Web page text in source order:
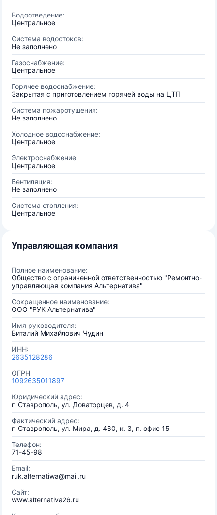
Водоотведение:
Центральное
Система водостоков:
Не заполнено
Газоснабжение:
Центральное
Горячее водоснабжение:
Закрытая с приготовлением горячей воды на ЦТП
Система пожаротушения:
Не заполнено
Холодное водоснабжение:
Центральное
Электроснабжение:
Центральное
Вентиляция:
Не заполнено
Система отопления:
Центральное
Управляющая компания
Полное наименование:
Общество с ограниченной ответственностью "Ремонтно-
управляющая компания Альтернатива"
Сокращенное наименование:
ООО "РУК Альтернатива"
Имя руководителя:
Виталий Михайлович Чудин
ИНН:
2635128286
ОГРН:
1092635011897
Юридический адрес:
г. Ставрополь, ул. Доваторцев, д. 4
Фактический адрес:
г. Ставрополь, ул. Мира, д. 460, к. 3, п. офис 15
Телефон:
71-45-98
Email:
ruk.alternatiwa@mail.ru
Сайт:
www.alternativa26.ru